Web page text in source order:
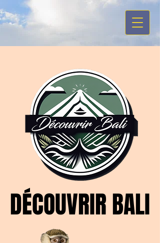
DÉCOUVRIR BALI
DÉCOUVRIR BALI